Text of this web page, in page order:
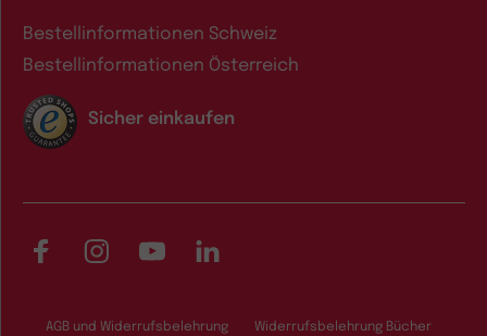
Bestellinformationen Schweiz
Bestellinformationen Österreich
Sicher einkaufen
FacebookInstagramYouTubeLinkedIn
AGB und Widerrufsbelehrung Widerrufsbelehrung Bücher